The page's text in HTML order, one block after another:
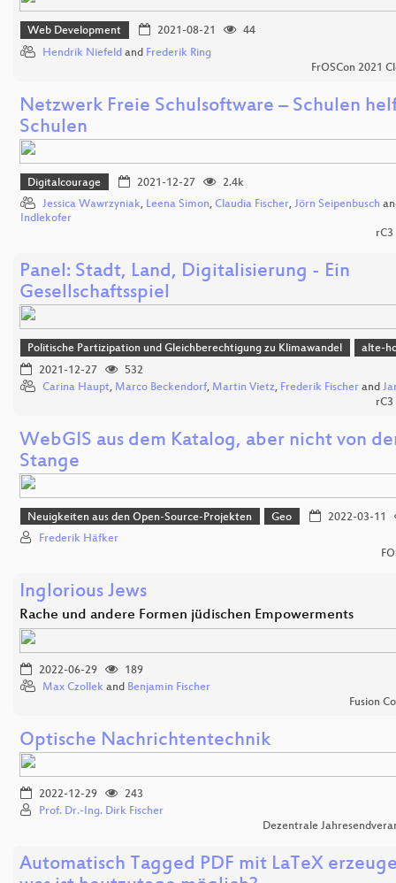
Web Development 2021-08-21
44
Hendrik Niefeld and Frederik Ring
FrOSCon 2021
Netzwerk Freie Schulsoftware – Schulen
Schulen
Digitalcourage 2021-12-27
2.4k
Jessica Wawrzyniak, Leena Simon, Claudia Fischer, Jörn Seipenbusch
Indlekofer
rC3
Panel: Stadt, Land, Digitalisierung - Ein
Gesellschaftsspiel
Politische Partizipation und Gleichberechtigung zu Klimawandel
alte-
2021-12-27
532
Carina Haupt, Marco Beckendorf, Martin Vietz, Frederik Fischer and
rC3
WebGIS aus dem Katalog, aber nicht von
Stange
Neuigkeiten aus den Open-Source-Projekten Geo
2022-03-11
Frederik Häfker
Inglorious Jews
Rache und andere Formen jüdischen Empowerments
2022-06-29
189
Max Czollek and Benjamin Fischer
Fusion
Optische Nachrichtentechnik
2022-12-29
243
Prof. Dr.-Ing. Dirk Fischer
Dezentrale
Automatisch Tagged PDF mit LaTeX